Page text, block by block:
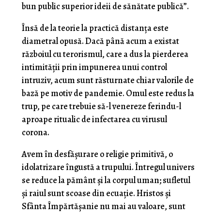
bun public superior ideii de sănătate publică”.
Însă de la teorie la practică distanța este
diametral opusă. Dacă până acum a existat
războiul cu terorismul, care a dus la pierderea
intimității prin impunerea unui control
intruziv, acum sunt răsturnate chiar valorile de
bază pe motiv de pandemie. Omul este redus la
trup, pe care trebuie să-l venereze ferindu-l
aproape ritualic de infectarea cu virusul
corona.
Avem în desfășurare o religie primitivă, o
idolatrizare îngustă a trupului. Întregul univers
se reduce la pământ și la corpul uman; sufletul
și raiul sunt scoase din ecuație. Hristos și
Sfânta Împărtășanie nu mai au valoare, sunt